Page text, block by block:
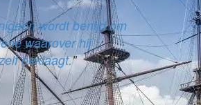
wordt benijd om
waarover hij
beklaagt.